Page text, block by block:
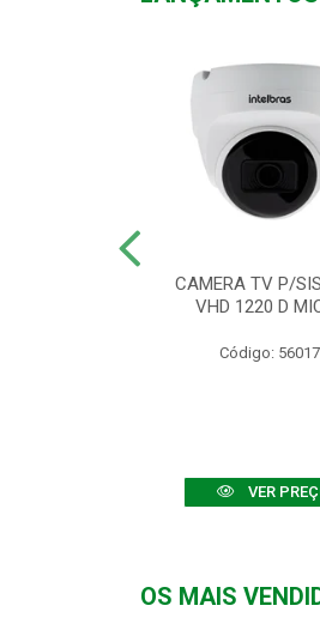
CAMERA TV P/
VHD 1220 D
Código:
VER
OS MAIS